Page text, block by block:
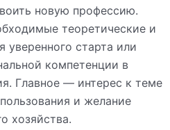
новую профессию.
теоретические и
уверенного старта или
компетенции в
Главное — интерес к теме
и желание
хозяйства.